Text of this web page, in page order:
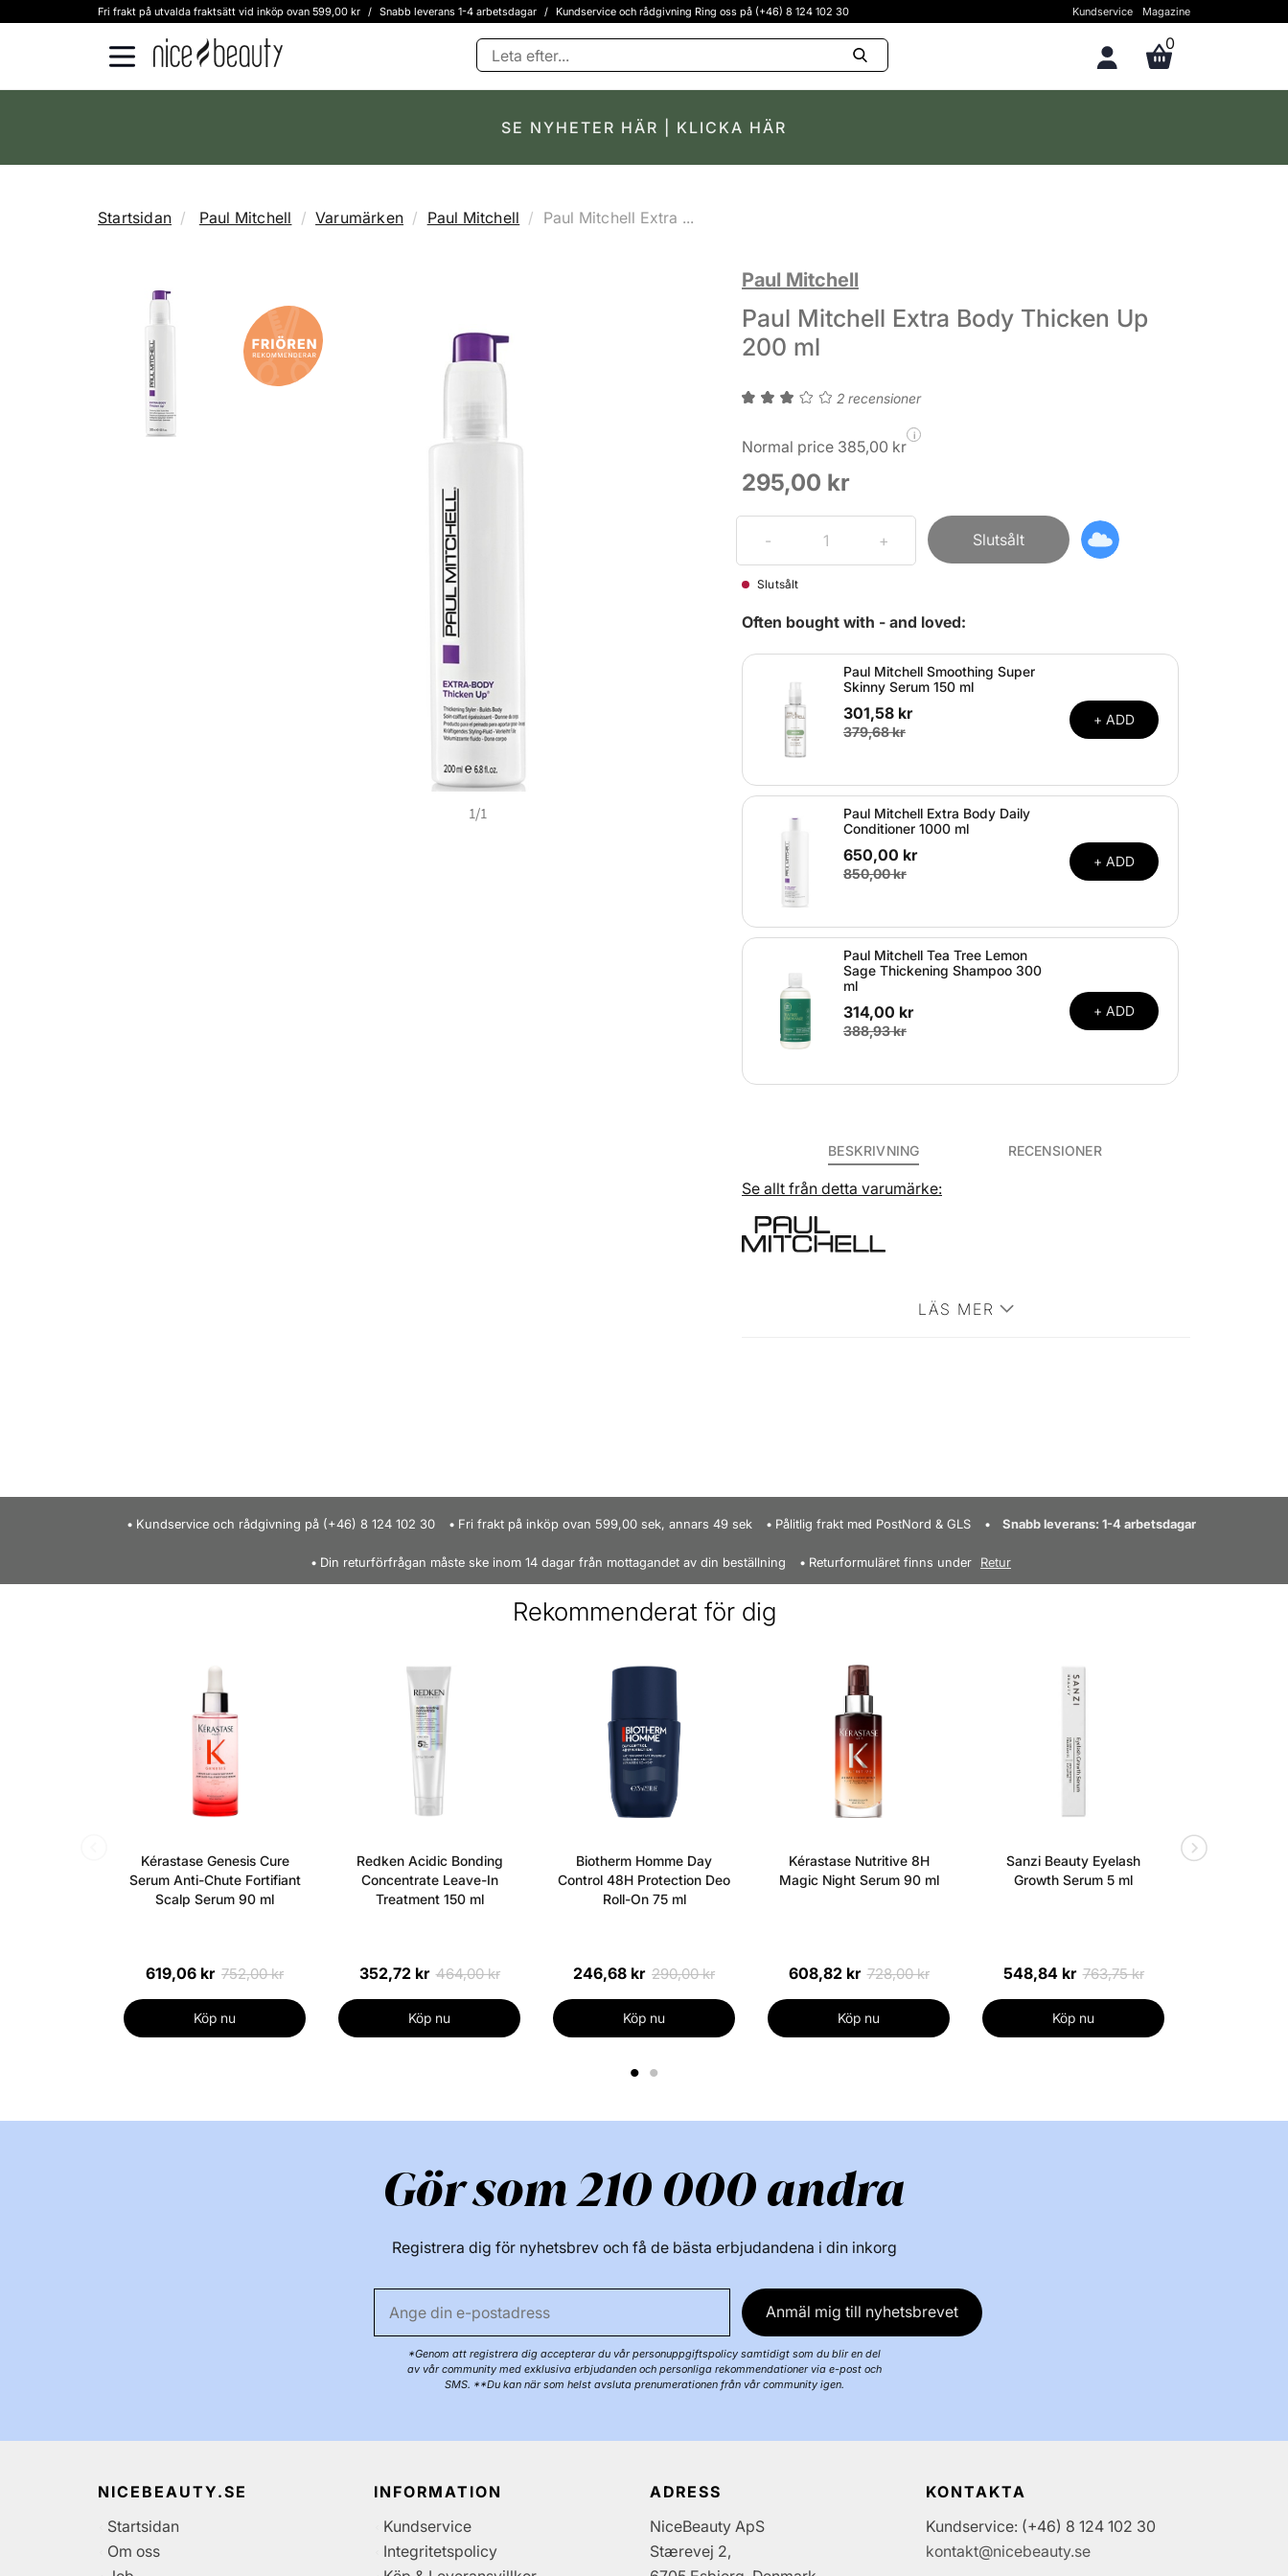
Fri frakt på utvalda fraktsätt vid inköp ovan 599,00 kr / Snabb leverans 1-4 arbetsdagar / Kundservice och rådgivning Ring oss på (+46) 8 124 102 30 Kundservice Magazine
0
SE NYHETER HÄR | KLICKA HÄR
Startsidan Paul Mitchell Varumärken Paul Mitchell Paul Mitchell Extra ...
1/1
Paul Mitchell
Paul Mitchell Extra Body Thicken Up
200 ml
2 recensioner
Normal price 385,00 kr
i
295,00 kr
Slutsålt
Slutsålt
Often bought with - and loved:
Paul Mitchell Smoothing Super
Skinny Serum 150 ml
301,58 kr
379,68 kr
+ ADD
Paul Mitchell Extra Body Daily
Conditioner 1000 ml
650,00 kr
850,00 kr
+ ADD
Paul Mitchell Tea Tree Lemon
Sage Thickening Shampoo 300
ml
314,00 kr
388,93 kr
+ ADD
BESKRIVNING RECENSIONER
Se allt från detta varumärke:
LÄS MER
Kundservice och rådgivning på (+46) 8 124 102 30 Fri frakt på inköp ovan 599,00 sek, annars 49 sek Pålitlig frakt med PostNord & GLS Snabb leverans: 1-4 arbetsdagar
Din returförfrågan måste ske inom 14 dagar från mottagandet av din beställning Returformuläret finns under Retur
Rekommenderat för dig
Kérastase Genesis Cure
Serum Anti-Chute Fortifiant
Scalp Serum 90 ml
619,06 kr 752,00 kr
Köp nu
Redken Acidic Bonding
Concentrate Leave-In
Treatment 150 ml
352,72 kr 464,00 kr
Köp nu
Biotherm Homme Day
Control 48H Protection Deo
Roll-On 75 ml
246,68 kr 290,00 kr
Köp nu
Kérastase Nutritive 8H
Magic Night Serum 90 ml
608,82 kr 728,00 kr
Köp nu
Sanzi Beauty Eyelash
Growth Serum 5 ml
548,84 kr 763,75 kr
Köp nu
1 2
Gör som 210 000 andra
Registrera dig för nyhetsbrev och få de bästa erbjudandena i din inkorg
Anmäl mig till nyhetsbrevet
*Genom att registrera dig accepterar du vår personuppgiftspolicy samtidigt som du blir en del
av vår community med exklusiva erbjudanden och personliga rekommendationer via e-post och
SMS. **Du kan när som helst avsluta prenumerationen från vår community igen.
NICEBEAUTY.SE
Startsidan
Om oss
INFORMATION
Kundservice
Integritetspolicy
ADRESS
NiceBeauty ApS
Stærevej 2,
KONTAKTA
Kundservice: (+46) 8 124 102 30
kontakt@nicebeauty.se